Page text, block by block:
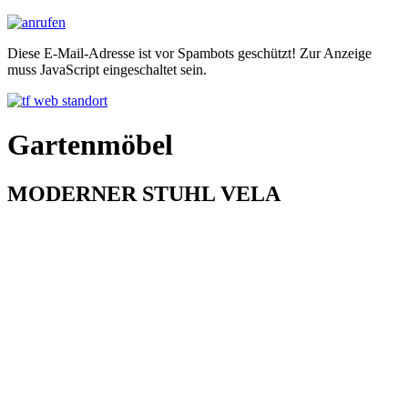
Diese E-Mail-Adresse ist vor Spambots geschützt! Zur Anzeige
muss JavaScript eingeschaltet sein.
Gartenmöbel
MODERNER STUHL VELA